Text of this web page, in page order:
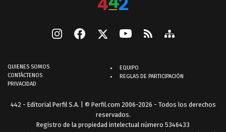
QUIENES SOMOS
CONTÁCTENOS
PRIVACIDAD
EQUIPO
REGLAS DE PARTICIPACIÓN
442 - Editorial Perfil S.A. | © Perfil.com 2006-2026 - Todos los derechos
reservados.
Registro de la propiedad intelectual número 5346433